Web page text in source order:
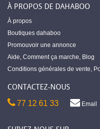
À PROPOS DE DAHABOO
À propos
Boutiques dahaboo
Promouvoir une annonce
Aide, Comment ça marche, Blog
Conditions générales de vente,
CONTACTEZ-NOUS
77 12 61 33 Email